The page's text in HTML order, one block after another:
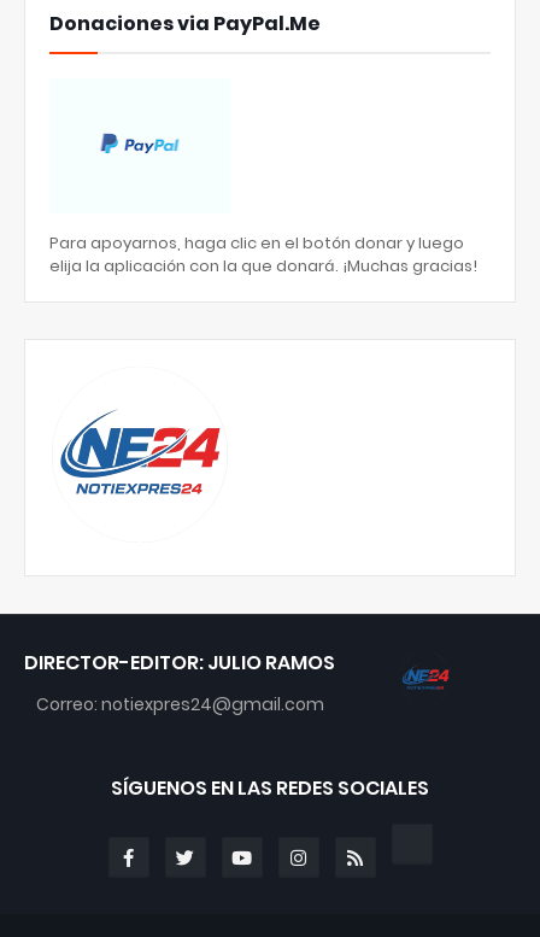
Donaciones via PayPal.Me
Para apoyarnos, haga clic en el botón donar y luego
elija la aplicación con la que donará. ¡Muchas gracias!
DIRECTOR-EDITOR: JULIO RAMOS
Correo: notiexpres24@gmail.com
SÍGUENOS EN LAS REDES SOCIALES